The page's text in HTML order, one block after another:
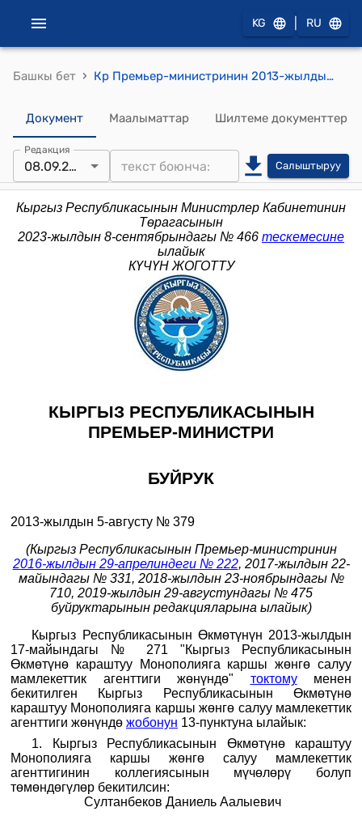
KG RU
Башкы бет › Кр Премьер-министринин 2013-жылдын 5-августундагы № 379 (Кыргыз Республикасынын Өкмөтүнө караштуу Монополияга каршы жөнгө салуу мамлекеттик агенттиги жөнүндө) буйругу
Документ Маалыматтар Шилтеме документтер
Редакция
08.09.2023 Салыштыруу